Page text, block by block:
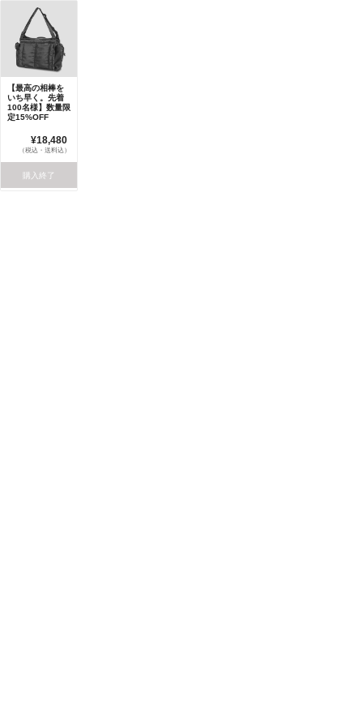
【最高の相棒を
いち早く。先着
100名様】数量限
定15%OFF
¥18,480
（税込・送料込）
購入終了